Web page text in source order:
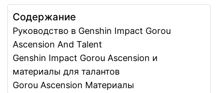
Содержание
Руководство в Genshin Impact Gorou
Ascension And Talent
Genshin Impact Gorou Ascension и
материалы для талантов
Gorou Ascension Материалы